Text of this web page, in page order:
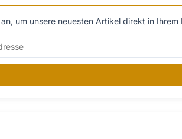
um unsere neuesten Artikel direkt in